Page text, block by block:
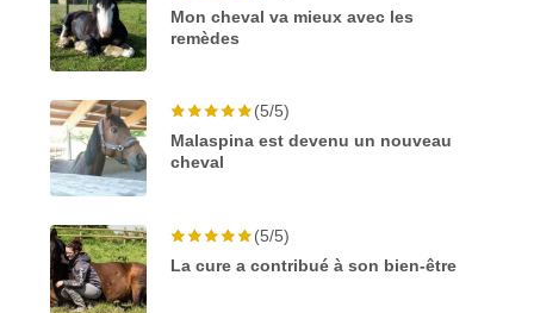
Mon cheval va mieux avec les
remèdes
(5/5)
Malaspina est devenu un nouveau
cheval
(5/5)
La cure a contribué à son bien-être